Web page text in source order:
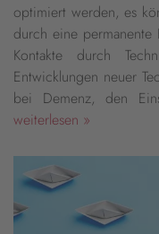
optimiert werden, es
durch eine
Kontakte durch
Entwicklungen neuer
bei Demenz, den
weiterlesen »